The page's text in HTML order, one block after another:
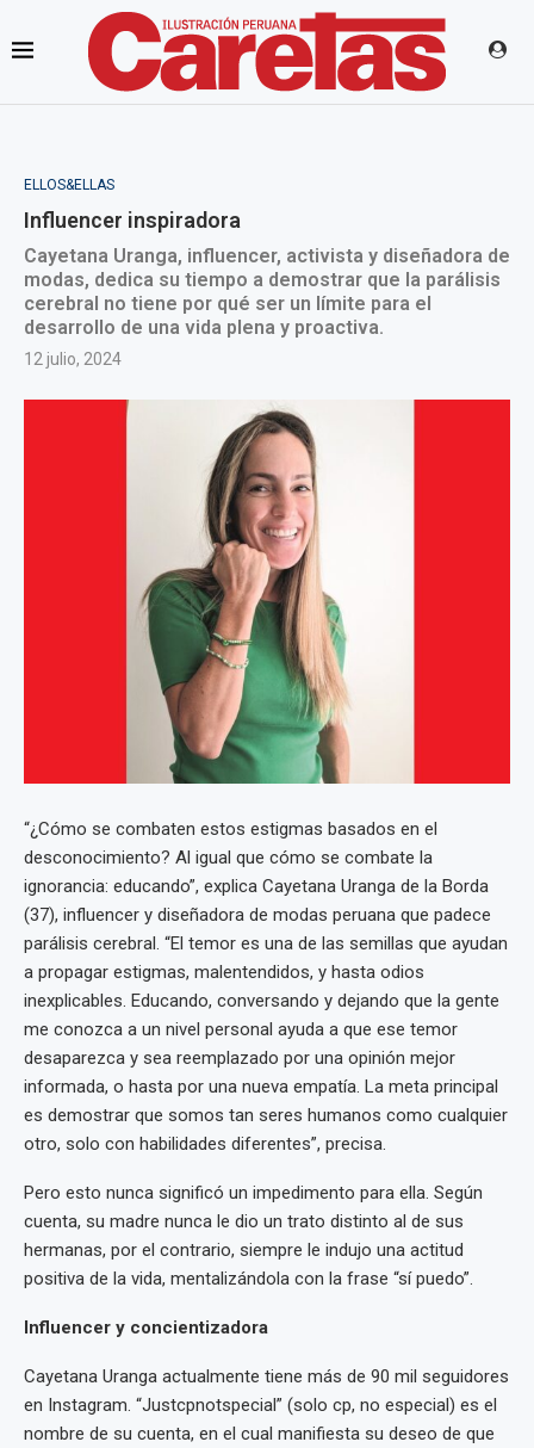
ELLOS&ELLAS
Influencer inspiradora
Cayetana Uranga, influencer, activista y diseñadora de
modas, dedica su tiempo a demostrar que la parálisis
cerebral no tiene por qué ser un límite para el
desarrollo de una vida plena y proactiva.
12 julio, 2024
“¿Cómo se combaten estos estigmas basados en el
desconocimiento? Al igual que cómo se combate la
ignorancia: educando”, explica Cayetana Uranga de la Borda
(37), influencer y diseñadora de modas peruana que padece
parálisis cerebral. “El temor es una de las semillas que ayudan
a propagar estigmas, malentendidos, y hasta odios
inexplicables. Educando, conversando y dejando que la gente
me conozca a un nivel personal ayuda a que ese temor
desaparezca y sea reemplazado por una opinión mejor
informada, o hasta por una nueva empatía. La meta principal
es demostrar que somos tan seres humanos como cualquier
otro, solo con habilidades diferentes”, precisa.
Pero esto nunca significó un impedimento para ella. Según
cuenta, su madre nunca le dio un trato distinto al de sus
hermanas, por el contrario, siempre le indujo una actitud
positiva de la vida, mentalizándola con la frase “sí puedo”.
Influencer y concientizadora
Cayetana Uranga actualmente tiene más de 90 mil seguidores
en Instagram. “Justcpnotspecial” (solo cp, no especial) es el
nombre de su cuenta, en el cual manifiesta su deseo de que